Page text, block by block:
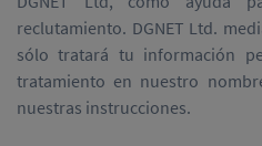
reclutamiento. DGNET Ltd.
sólo tratará tu información
tratamiento en nuestro
nuestras instrucciones.